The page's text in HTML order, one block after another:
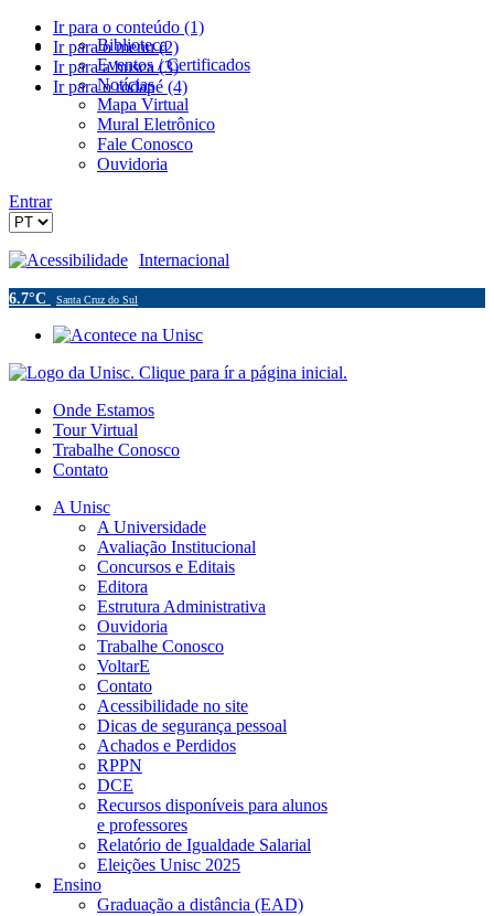
Ir para o conteúdo (1)
Ir para o menu (2)
Ir para a busca (3)
Ir para o rodapé (4)
Biblioteca
Eventos / Certificados
Notícias
Mapa Virtual
Mural Eletrônico
Fale Conosco
Ouvidoria
Entrar
Acessibilidade Internacional
6.7°C Santa Cruz do Sul
Onde Estamos
Tour Virtual
Trabalhe Conosco
Contato
A Unisc
A Universidade
Avaliação Institucional
Concursos e Editais
Editora
Estrutura Administrativa
Ouvidoria
Trabalhe Conosco
VoltarE
Contato
Acessibilidade no site
Dicas de segurança pessoal
Achados e Perdidos
RPPN
DCE
Recursos disponíveis para alunos
e professores
Relatório de Igualdade Salarial
Eleições Unisc 2025
Ensino
Graduação a distância (EAD)